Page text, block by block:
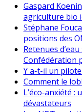
Gaspard
agriculture bio
Stéphane
positions des
Retenues
Confédération
Y a-t-il un
Comment le
L’éco-anxiété
dévastateurs